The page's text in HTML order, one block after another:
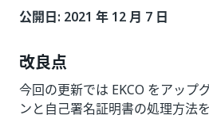
公開日: 2021 年 12 月 7 日
改良点
今回の更新では EKCO をアップ
ンと自己署名証明書の処理方法